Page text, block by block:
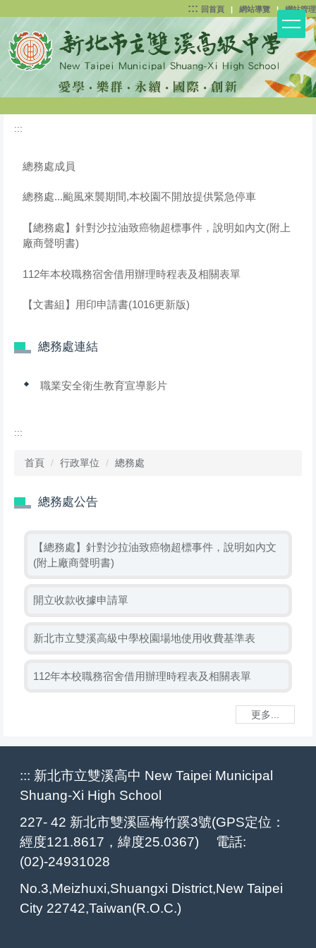
主
要
內
區
::: 回首頁 | 網站導覽 |網站管理
:::
總務處成員
總務處...颱風來襲期間,本校園不開放提供緊急停車
【總務處】針對沙拉油致癌物超標事件，說明如內文(附上
廠商聲明書)
112年本校職務宿舍借用辦理時程表及相關表單
【文書組】用印申請書(1016更新版)
總務處連結
職業安全衛生教育宣導影片
:::
首頁 行政單位 總務處
總務處公告
【總務處】針對沙拉油致癌物超標事件，說明如內文
(附上廠商聲明書)
開立收款收據申請單
新北市立雙溪高級中學校園場地使用收費基準表
112年本校職務宿舍借用辦理時程表及相關表單
更多...
::: 新北市立雙溪高中 New Taipei Municipal
Shuang-Xi High School
227- 42 新北市雙溪區梅竹蹊3號(GPS定位：
經度121.8617，緯度25.0367) 電話:
(02)-24931028
No.3,Meizhuxi,Shuangxi District,New Taipei
City 22742,Taiwan(R.O.C.)